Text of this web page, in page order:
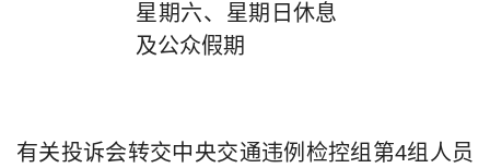
星期六、星期日
及公众假期
休息
有关投诉会转交中央交通违例检控组第4组人员